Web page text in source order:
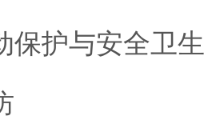
保护与安全卫生